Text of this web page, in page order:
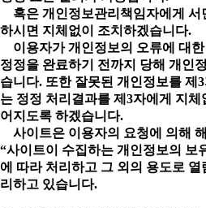
혹은 개인정보관리책임자에게 서
하시면 지체없이 조치하겠습니다.
이용자가 개인정보의 오류에 대
정정을 완료하기 전까지 당해 개인
습니다. 또한 잘못된 개인정보를 제
는 정정 처리결과를 제3자에게 지
어지도록 하겠습니다.
사이트은 이용자의 요청에 의해
“사이트이 수집하는 개인정보의 보
에 따라 처리하고 그 외의 용도로 열
리하고 있습니다.